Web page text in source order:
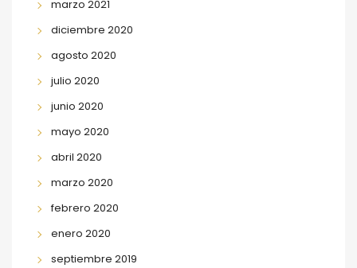
marzo 2021
diciembre 2020
agosto 2020
julio 2020
junio 2020
mayo 2020
abril 2020
marzo 2020
febrero 2020
enero 2020
septiembre 2019